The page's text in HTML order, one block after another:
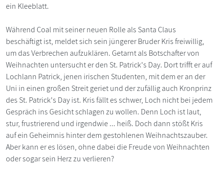
ein Kleeblatt.
Während Coal mit seiner neuen Rolle als Santa Claus
beschäftigt ist, meldet sich sein jüngerer Bruder Kris freiwillig,
um das Verbrechen aufzuklären. Getarnt als Botschafter von
Weihnachten untersucht er den St. Patrick's Day. Dort trifft er auf
Lochlann Patrick, jenen irischen Studenten, mit dem er an der
Uni in einen großen Streit geriet und der zufällig auch Kronprinz
des St. Patrick's Day ist. Kris fällt es schwer, Loch nicht bei jedem
Gespräch ins Gesicht schlagen zu wollen. Denn Loch ist laut,
stur, frustrierend und irgendwie ... heiß. Doch dann stößt Kris
auf ein Geheimnis hinter dem gestohlenen Weihnachtszauber.
Aber kann er es lösen, ohne dabei die Freude von Weihnachten
oder sogar sein Herz zu verlieren?